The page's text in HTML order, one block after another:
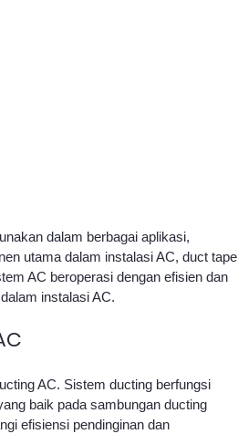
utama dalam instalasi AC, duct tape
AC beroperasi dengan efisien dan
instalasi AC.
AC. Sistem ducting berfungsi
baik pada sambungan ducting
efisiensi pendinginan dan